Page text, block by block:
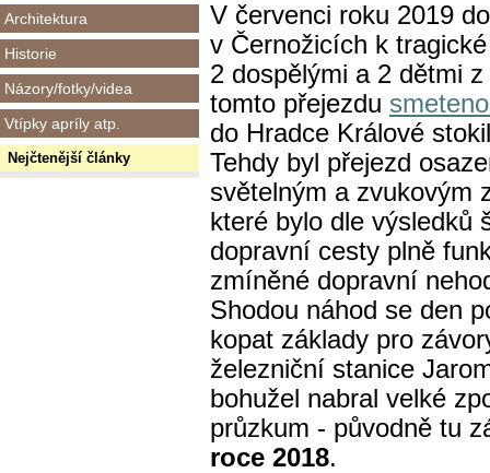
Architektura
Historie
Názory/fotky/videa
Vtípky apríly atp.
Nejčtenější články
V červenci roku 2019
v Černožicích k
2 dospělými a 2 dětmi
tomto přejezdu
do Hradce Králové
Tehdy byl přejezd
světelným a zvukovým
které bylo dle výsledků
dopravní cesty plně
zmíněné dopravní
Shodou náhod se den
kopat základy pro
železniční stanice
bohužel nabral velké
průzkum - původně tu
roce 2018.